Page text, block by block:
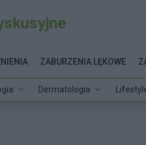
Dermatologia
ZABURZENIA LĘKOWE